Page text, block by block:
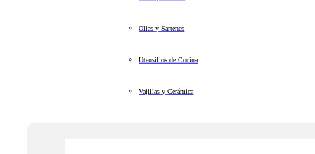
Ollas y Sartenes
Utensilios de Cocina
Vajillas y Cerámica